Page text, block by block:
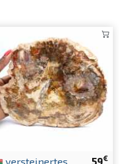
59€
versteinertes